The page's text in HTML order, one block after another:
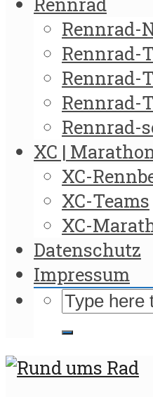
Rennrad-
Rennrad-
Rennrad-
Rennrad-
Rennrad-
XC |
XC-
XC-Teams
XC-
Datenschutz
Impressum